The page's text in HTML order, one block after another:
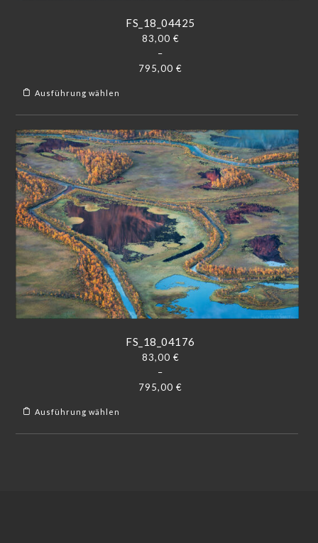
FS_18_04425
83,00 €
–
795,00 €
Ausführung wählen
FS_18_04176
83,00 €
–
795,00 €
Ausführung wählen